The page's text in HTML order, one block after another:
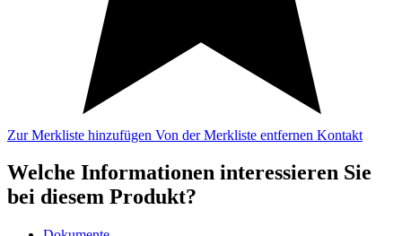
Zur Merkliste hinzufügen Von der Merkliste entfernen Kontakt
Welche Informationen interessieren Sie
bei diesem Produkt?